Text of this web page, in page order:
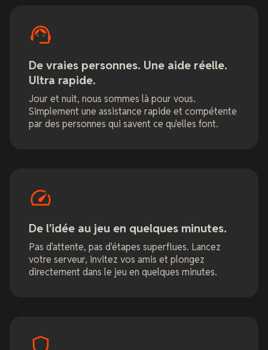
De vraies personnes. Une aide réelle.
Ultra rapide.
Jour et nuit, nous sommes là pour vous.
Simplement une assistance rapide et compétente
par des personnes qui savent ce qu'elles font.
De l'idée au jeu en quelques minutes.
Pas d'attente, pas d'étapes superflues. Lancez
votre serveur, invitez vos amis et plongez
directement dans le jeu en quelques minutes.